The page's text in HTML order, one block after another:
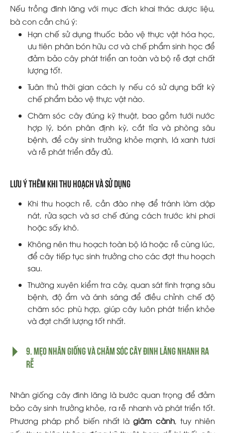
Nếu trồng đinh lăng với mục đích khai thác dược liệu,
bà con cần chú ý:
Hạn chế sử dụng thuốc bảo vệ thực vật hóa học,
ưu tiên phân bón hữu cơ và chế phẩm sinh học để
đảm bảo cây phát triển an toàn và bộ rễ đạt chất
lượng tốt.
Tuân thủ thời gian cách ly nếu có sử dụng bất kỳ
chế phẩm bảo vệ thực vật nào.
Chăm sóc cây đúng kỹ thuật, bao gồm tưới nước
hợp lý, bón phân định kỳ, cắt tỉa và phòng sâu
bệnh, để cây sinh trưởng khỏe mạnh, lá xanh tươi
và rễ phát triển đầy đủ.
Lưu ý thêm khi thu hoạch và sử dụng
Khi thu hoạch rễ, cần đào nhẹ để tránh làm dập
nát, rửa sạch và sơ chế đúng cách trước khi phơi
hoặc sấy khô.
Không nên thu hoạch toàn bộ lá hoặc rễ cùng lúc,
để cây tiếp tục sinh trưởng cho các đợt thu hoạch
sau.
Thường xuyên kiểm tra cây, quan sát tình trạng sâu
bệnh, độ ẩm và ánh sáng để điều chỉnh chế độ
chăm sóc phù hợp, giúp cây luôn phát triển khỏe
và đạt chất lượng tốt nhất.
9. Mẹo nhân giống và chăm sóc cây đinh lăng nhanh ra
rễ
Nhân giống cây đinh lăng là bước quan trọng để đảm
bảo cây sinh trưởng khỏe, ra rễ nhanh và phát triển tốt.
Phương pháp phổ biến nhất làgiâm cành, tuy nhiên